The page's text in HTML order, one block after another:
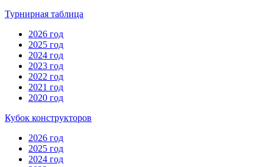
Турнирная таблица
2026 год
2025 год
2024 год
2023 год
2022 год
2021 год
2020 год
Кубок конструкторов
2026 год
2025 год
2024 год